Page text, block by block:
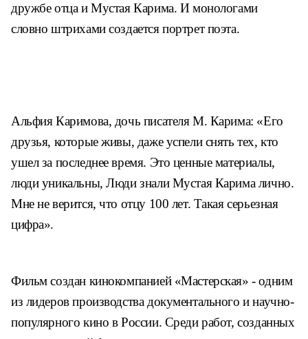
дружбе отца и Мустая Карима. И монологами
словно штрихами создается портрет поэта.
Альфия Каримова, дочь писателя М. Карима: «Его
друзья, которые живы, даже успели снять тех, кто
ушел за последнее время. Это ценные материалы,
люди уникальны, Люди знали Мустая Карима лично.
Мне не верится, что отцу 100 лет. Такая серьезная
цифра».
Фильм создан кинокомпанией «Мастерская» - одним
из лидеров производства документального и научно-
популярного кино в России. Среди работ, созданных